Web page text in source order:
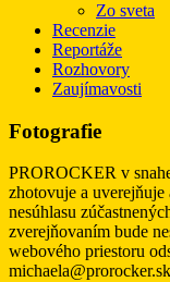
Zo sveta
Recenzie
Reportáže
Rozhovory
Zaujímavosti
Fotografie
PROROCKER v
zhotovuje a
nesúhlasu
zverejňovaním bude
webového priestoru
michaela@prorocker.sk